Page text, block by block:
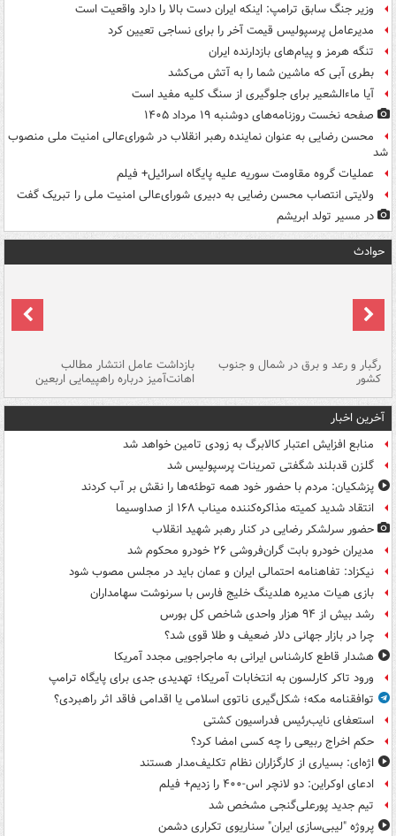
وزیر جنگ سابق ترامپ: اینکه ایران دست بالا را دارد واقعیت است
مدیرعامل پرسپولیس قیمت آخر را برای نساجی تعیین کرد
تنگه هرمز و پیام‌های بازدارنده ایران
بطری آبی که ماشین شما را به آتش می‌کشد
آیا ماءالشعیر برای جلوگیری از سنگ کلیه مفید است
صفحه نخست روزنامه‌های دوشنبه ۱۹ مرداد ۱۴۰۵
محسن رضایی به عنوان نماینده رهبر انقلاب در شورای‌عالی امنیت ملی منصوب
شد
عملیات گروه مقاومت سوریه علیه پایگاه اسرائیل+ فیلم
ولایتی انتصاب محسن رضایی به دبیری شورای‌عالی امنیت ملی را تبریک گفت
در مسیر تولد ابریشم
حوادث
رگبار و رعد و برق در شمال و جنوب
کشور
بازداشت عامل انتشار مطالب
اهانت‌آمیز درباره راهپیمایی اربعین
آخرین اخبار
منابع افزایش اعتبار کالابرگ به زودی تامین خواهد شد
گلزن قدبلند شگفتی تمرینات پرسپولیس شد
پزشکیان: مردم با حضور خود همه توطئه‌ها را نقش بر آب کردند
انتقاد شدید کمیته مذاکره‌کننده میناب ۱۶۸ از صداوسیما
حضور سرلشکر رضایی در کنار رهبر شهید انقلاب
مدیران خودرو بابت گران‌فروشی ۲۶ خودرو محکوم شد
نیکزاد: تفاهنامه احتمالی ایران و عمان باید در مجلس مصوب شود
بازی هیات مدیره هلدینگ خلیج فارس با سرنوشت سهامداران
رشد بیش از ۹۴ هزار واحدی شاخص کل بورس
چرا در بازار جهانی دلار ضعیف و طلا قوی شد؟
هشدار قاطع کارشناس ایرانی به ماجراجویی مجدد آمریکا
ورود تاکر کارلسون به انتخابات آمریکا؛ تهدیدی جدی برای پایگاه ترامپ
توافقنامه مکه؛ شکل‌گیری ناتوی اسلامی یا اقدامی فاقد اثر راهبردی؟
استعفای نایب‌رئیس فدراسیون کشتی
حکم اخراج ربیعی را چه کسی امضا کرد؟
اژه‌ای: بسیاری از کارگزاران نظام تکلیف‌مدار هستند
ادعای اوکراین: دو لانچر اس-۴۰۰ را زدیم+ فیلم
تیم جدید پورعلی‌گنجی مشخص شد
پروژه "لیبی‌سازی ایران" سناریوی تکراری دشمن